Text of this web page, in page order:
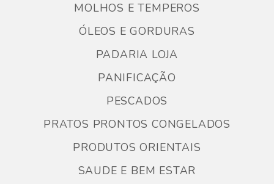
MOLHOS E TEMPEROS
ÓLEOS E GORDURAS
PADARIA LOJA
PANIFICAÇÃO
PESCADOS
PRATOS PRONTOS CONGELADOS
PRODUTOS ORIENTAIS
SAUDE E BEM ESTAR